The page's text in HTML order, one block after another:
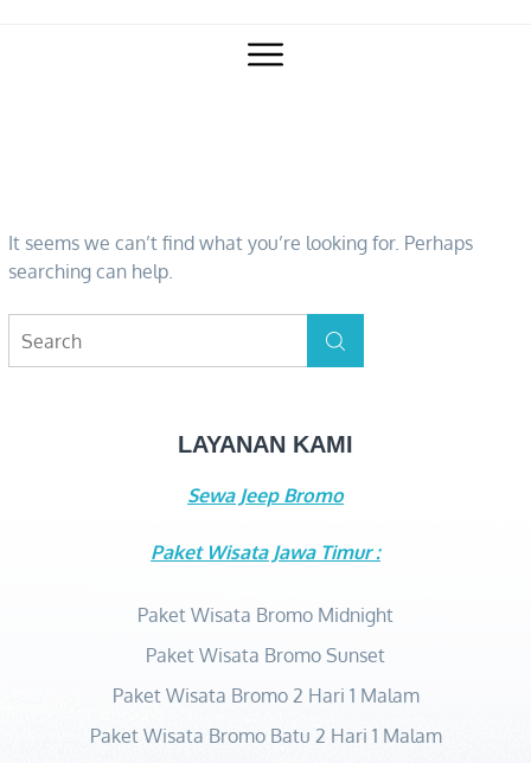
It seems we can’t find what you’re looking for. Perhaps
searching can help.
for:
Search
LAYANAN KAMI
Sewa Jeep Bromo
Paket Wisata Jawa Timur :
Paket Wisata Bromo Midnight
Paket Wisata Bromo Sunset
Paket Wisata Bromo 2 Hari 1 Malam
Paket Wisata Bromo Batu 2 Hari 1 Malam